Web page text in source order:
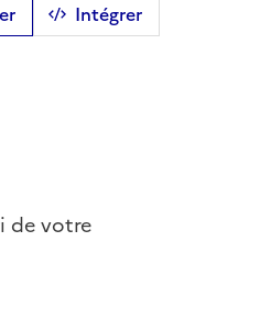
Intégrer
de votre